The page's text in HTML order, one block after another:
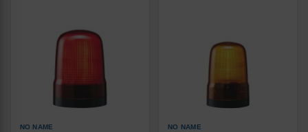
NO NAME NO NAME